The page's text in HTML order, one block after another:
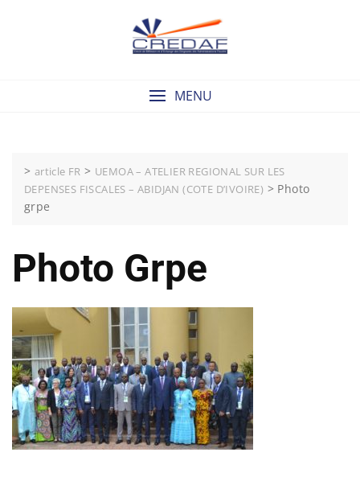
MENU
> article FR > UEMOA – ATELIER REGIONAL SUR LES
DEPENSES FISCALES – ABIDJAN (COTE D’IVOIRE) > Photo
grpe
Photo Grpe